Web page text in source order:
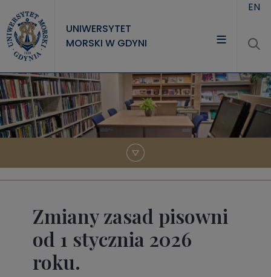
UNIWERSYTET
MORSKI W GDYNI
UNIWERSYTET
STUDIA
NAUKA
EN
Zmiany zasad pisowni
od 1 stycznia 2026
roku.